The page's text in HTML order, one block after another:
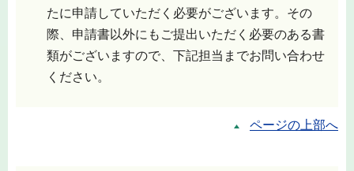
たに申請していただく必要がございます。その
際、申請書以外にもご提出いただく必要のある書
類がございますので、下記担当までお問い合わせ
ください。
ページの上部へ